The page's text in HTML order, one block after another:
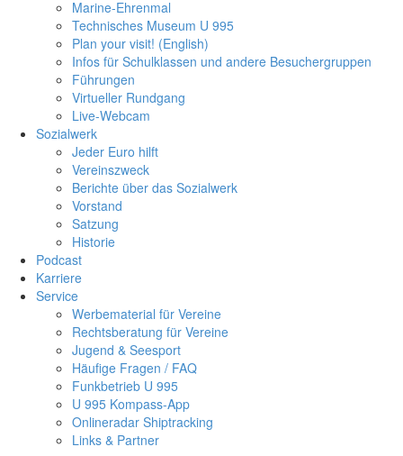
Marine-Ehrenmal
Technisches Museum U 995
Plan your visit! (English)
Infos für Schulklassen und andere Besuchergruppen
Führungen
Virtueller Rundgang
Live-Webcam
Sozialwerk
Jeder Euro hilft
Vereinszweck
Berichte über das Sozialwerk
Vorstand
Satzung
Historie
Podcast
Karriere
Service
Werbematerial für Vereine
Rechtsberatung für Vereine
Jugend & Seesport
Häufige Fragen / FAQ
Funkbetrieb U 995
U 995 Kompass-App
Onlineradar Shiptracking
Links & Partner